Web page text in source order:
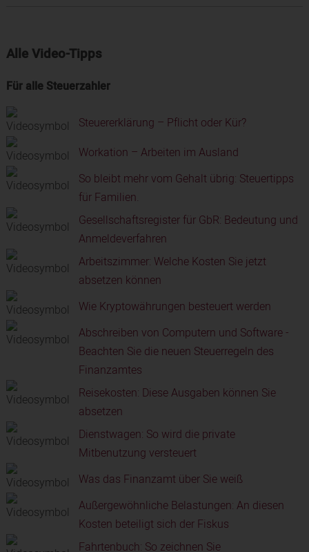
Alle Video-Tipps
Für alle Steuerzahler
Steuererklärung – Pflicht oder Kür?
Workation – Arbeiten im Ausland
So bleibt mehr vom Gehalt übrig: Steuertipps
für Familien.
Gesellschaftsregister für GbR: Bedeutung und
Anmeldeverfahren
Arbeitszimmer: Welche Kosten Sie jetzt
absetzen können
Wie Kryptowährungen besteuert werden
Abschreiben von Computern und Software -
Beachten Sie die neuen Steuerregeln des
Finanzamtes
Reisekosten: Diese Ausgaben können Sie
absetzen
Dienstwagen: So wird die private
Mitbenutzung versteuert
Was das Finanzamt über Sie weiß
Außergewöhnliche Belastungen: An diesen
Kosten beteiligt sich der Fiskus
Fahrtenbuch: So zeichnen Sie